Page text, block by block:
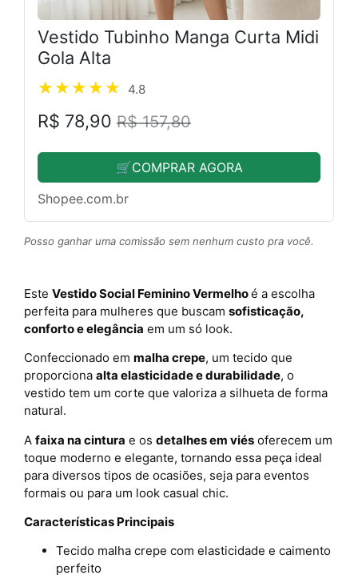
Vestido Tubinho Manga Curta Midi
Gola Alta
4.8
R$ 78,90 R$ 157,80
🛒COMPRAR AGORA
Shopee.com.br
Posso ganhar uma comissão sem nenhum custo pra você.
Este Vestido Social Feminino Vermelhoé a escolha
perfeita para mulheres que buscam sofisticação,
conforto e elegância em um só look.
Confeccionado em malha crepe, um tecido que
proporciona alta elasticidade e durabilidade, o
vestido tem um corte que valoriza a silhueta de forma
natural.
A faixa na cintura e os detalhes em viés oferecem um
toque moderno e elegante, tornando essa peça ideal
para diversos tipos de ocasiões, seja para eventos
formais ou para um look casual chic.
Características Principais
Tecido malha crepe com elasticidade e caimento
perfeito